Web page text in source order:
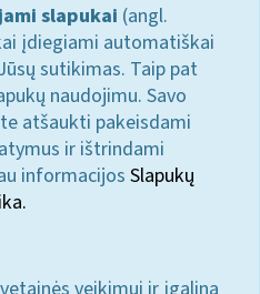
slapukai (angl.
įdiegiami automatiškai
sutikimas. Taip pat
naudojimu. Savo
atšaukti pakeisdami
ir ištrindami
informacijos Slapukų